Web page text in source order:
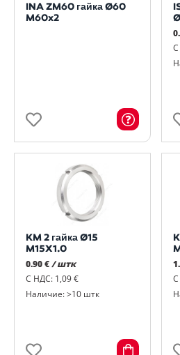
INA ZM60 гайка Ø60
M60x2
С
KM 2 гайка Ø15
M15X1.0
0.90 €/ штк
С НДС: 1,09 €
Наличие: >10 штк
С